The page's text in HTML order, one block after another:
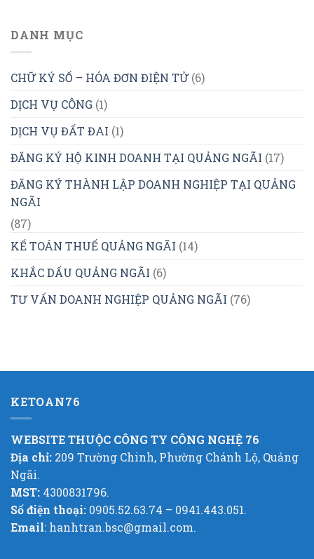
DANH MỤC
CHỮ KÝ SỐ – HÓA ĐƠN ĐIỆN TỬ(6)
DỊCH VỤ CÔNG (1)
DỊCH VỤ ĐẤT ĐAI (1)
ĐĂNG KÝ HỘ KINH DOANH TẠI QUẢNG NGÃI (17)
ĐĂNG KÝ THÀNH LẬP DOANH NGHIỆP TẠI QUẢNG
NGÃI
(87)
KẾ TOÁN THUẾ QUẢNG NGÃI (14)
KHẮC DẤU QUẢNG NGÃI (6)
TƯ VẤN DOANH NGHIỆP QUẢNG NGÃI (76)
KETOAN76
WEBSITE THUỘC CÔNG TY CÔNG NGHỆ 76
Địa chỉ: 209 Trường Chinh, Phường Chánh Lộ, Quảng
Ngãi.
MST: 4300831796.
Số điện thoại: 0905.52.63.74 – 0941.443.051.
Email: hanhtran.bsc@gmail.com.